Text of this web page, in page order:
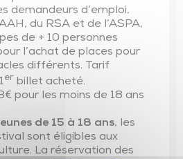
demandeurs d’emploi,
du RSA et de l’ASPA,
de + 10 personnes
l’achat de places pour
différents. Tarif
er billet acheté.
pour les moins de 18 ans
de 15 à 18 ans, les
sont éligibles aux
La réservation des